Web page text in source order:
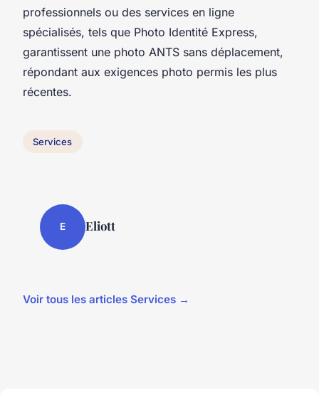
professionnels ou des services en ligne
spécialisés, tels que Photo Identité Express,
garantissent une photo ANTS sans déplacement,
répondant aux exigences photo permis les plus
récentes.
Services
E Eliott
Voir tous les articles Services →